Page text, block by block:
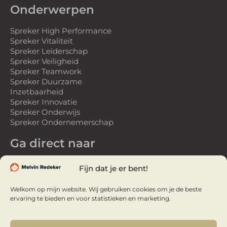
Fijn dat je er bent!
Welkom op mijn website. Wij gebruiken cookies om je de beste
ervaring te bieden en voor statistieken en marketing.
Onderwerpen
Spreker High Performance
Spreker Vitaliteit
Spreker Leiderschap
Spreker Veiligheid
Spreker Teamwork
Spreker Duurzame
Inzetbaarheid
Spreker Innovatie
Spreker Onderwijs
Spreker Ondernemerschap
Ga direct naar
Spreker
Gastspreker
Over Melvin
Referenties
Webinars